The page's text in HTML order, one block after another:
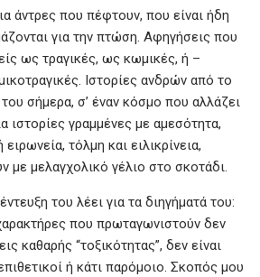
άντρες που πέφτουν, που είναι ήδη
για την πτώση. Αφηγήσεις που
ως τραγικές, ως κωμικές, ή –
Ιστορίες ανδρών από το
σήμερα, σ’ έναν κόσμο που αλλάζει
ιστορίες γραμμένες με αμεσότητα,
τόλμη και ειλικρίνεια,
με μελαγχολικό γέλιο στο σκοτάδι.
του λέει για τα διηγήματά του:
που πρωταγωνιστούν δεν
καθαρής “τοξικότητας”, δεν είναι
ή κάτι παρόμοιο. Σκοπός μου